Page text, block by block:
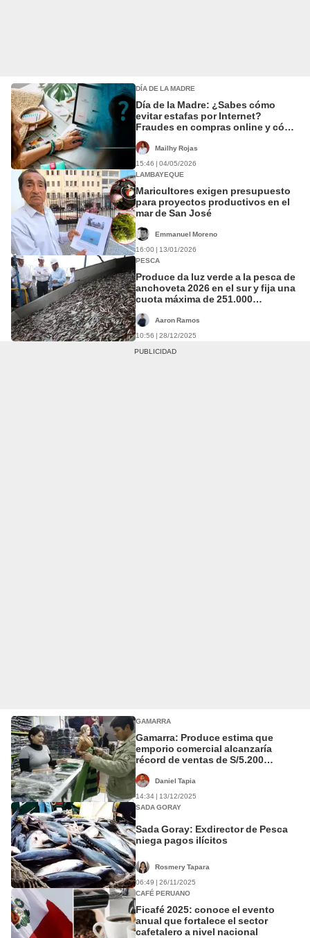
DÍA DE LA MADRE
Día de la Madre: ¿Sabes cómo
evitar estafas por Internet?
Fraudes en compras online y cómo
Mailhy Rojas
15:46 | 04/05/2026
LAMBAYEQUE
Maricultores exigen presupuesto
para proyectos productivos en el
mar de San José
Emmanuel Moreno
16:00 | 13/01/2026
PESCA
Produce da luz verde a la pesca de
anchoveta 2026 en el sur y fija una
cuota máxima de 251.000
Aaron Ramos
10:56 | 28/12/2025
GAMARRA
Gamarra: Produce estima que
emporio comercial alcanzaría
récord de ventas de S/5.200
Daniel Tapia
14:34 | 13/12/2025
SADA GORAY
Sada Goray: Exdirector de Pesca
niega pagos ilícitos
Rosmery Tapara
06:49 | 26/11/2025
CAFÉ PERUANO
Ficafé 2025: conoce el evento
anual que fortalece el sector
cafetalero a nivel nacional